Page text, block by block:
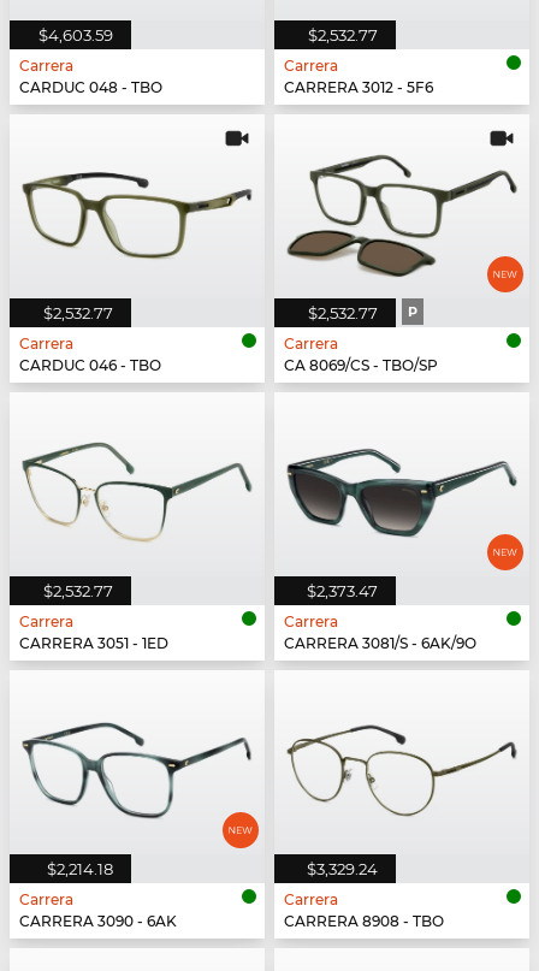
$4,603.59
Carrera
CARDUC 048 - TBO
$2,532.77
Carrera
CARRERA 3012 - 5F6
$2,532.77
Carrera
CARDUC 046 - TBO
$2,532.77 P
Carrera
CA 8069/CS - TBO/SP
$2,532.77
Carrera
CARRERA 3051 - 1ED
$2,373.47
Carrera
CARRERA 3081/S - 6AK/9O
$2,214.18
Carrera
CARRERA 3090 - 6AK
$3,329.24
Carrera
CARRERA 8908 - TBO